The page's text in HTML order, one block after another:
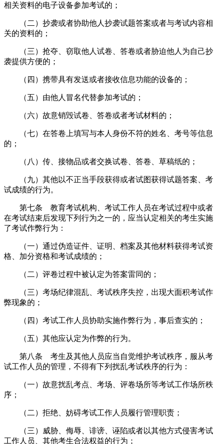
相关资料的电子设备参加考试的；
（二）抄袭或者协助他人抄袭试题答案或者与考试内容相
关的资料的；
（三）抢夺、窃取他人试卷、答卷或者胁迫他人为自己抄
袭提供方便的；
（四）携带具有发送或者接收信息功能的设备的；
（五）由他人冒名代替参加考试的；
（六）故意销毁试卷、答卷或者考试材料的；
（七）在答卷上填写与本人身份不符的姓名、考号等信息
的；
（八）传、接物品或者交换试卷、答卷、草稿纸的；
（九）其他以不正当手段获得或者试图获得试题答案、考
试成绩的行为。
第七条 教育考试机构、考试工作人员在考试过程中或者
在考试结束后发现下列行为之一的，应当认定相关的考生实施
了考试作弊行为：
（一）通过伪造证件、证明、档案及其他材料获得考试资
格、加分资格和考试成绩的；
（二）评卷过程中被认定为答案雷同的；
（三）考场纪律混乱、考试秩序失控，出现大面积考试作
弊现象的；
（四）考试工作人员协助实施作弊行为，事后查实的；
（五）其他应认定为作弊的行为。
第八条 考生及其他人员应当自觉维护考试秩序，服从考
试工作人员的管理，不得有下列扰乱考试秩序的行为：
（一）故意扰乱考点、考场、评卷场所等考试工作场所秩
序；
（二）拒绝、妨碍考试工作人员履行管理职责；
（三）威胁、侮辱、诽谤、诬陷或者以其他方式侵害考试
工作人员、其他考生合法权益的行为；